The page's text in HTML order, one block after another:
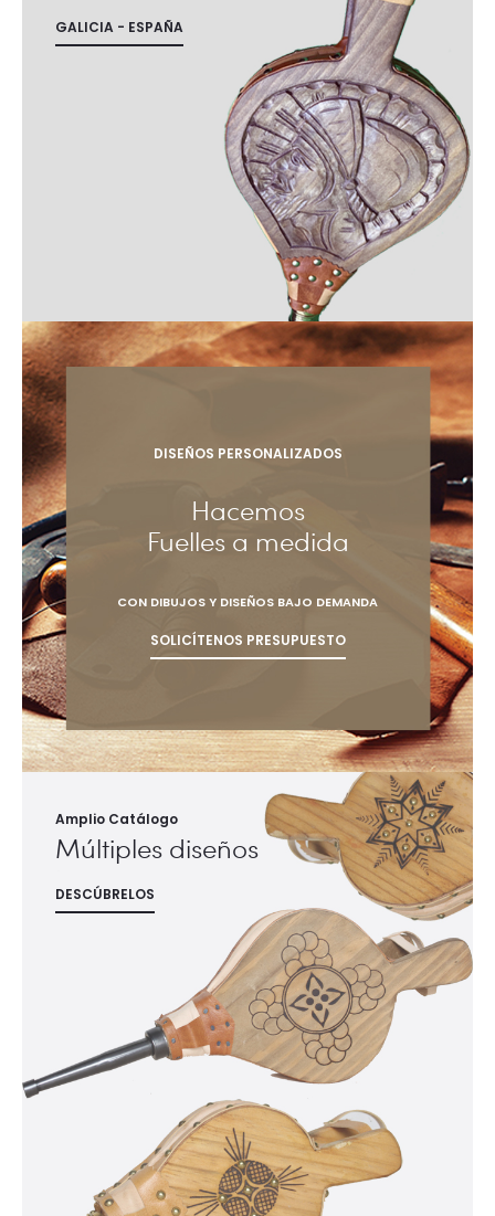
GALICIA - ESPAÑA
DISEÑOS PERSONALIZADOS
Hacemos
Fuelles a medida
CON DIBUJOS Y DISEÑOS BAJO DEMANDA
SOLICÍTENOS PRESUPUESTO
Amplio Catálogo
Múltiples diseños
DESCÚBRELOS